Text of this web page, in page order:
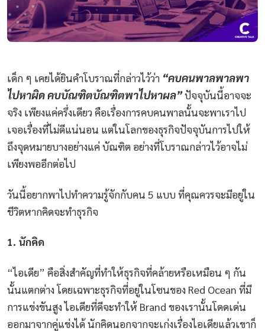
เด็ก ๆ เคยได้ยินคำโบราณที่กล่าวไว้ว่า “คบคนพาลพาลพา
ไปหาผิดคบบัณฑิตบัณฑิตพาไปหาผล”ปัจจุบันนี้อาจจะ
จริง เพียงแค่ครึ่งเดียวคือเรื่องการคบคนพาลนั้นจะพาเราไป
เจอเรื่องที่ไม่ดีแน่นอน แต่ในโลกของธุรกิจปัจจุบันการไปให้
ถึงจุดหมายบางอย่างแค่บัณฑิตอย่างที่โบราณกล่าวไว้อาจไม่
เพียงพออีกต่อไป
วันนี้อยากพาไปทำความรู้จักกับคน 5 แบบที่คุณควรจะมีอยู่ใน
ชีวิตหากคิดจะทำธุรกิจ
1. นักคิด
“ไอเดีย” คือสิ่งสำคัญที่ทำให้ธุรกิจที่คล้ายหรือเหมือน ๆ กัน
นั้นแตกต่างโดยเฉพาะธุรกิจที่อยู่ในโซนของ Red Ocean ที่มี
การแข่งขันสูงไอเดียที่ดีจะทำให้ Brand ของเรานั้นโดดเด่น
ออกมาจากคู่แข่งได้นักคิดนอกจากจะเก่งเรื่องไอเดียแล้วเขาก็